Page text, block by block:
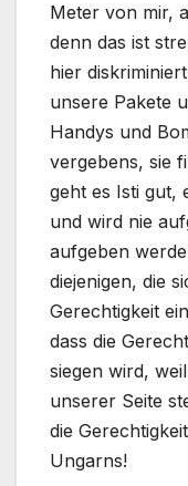
Meter von mir,
denn das ist
hier
unsere Pakete
Handys und
vergebens, sie
geht es Isti gut,
und wird nie
aufgeben
diejenigen, die
Gerechtigkeit
dass die
siegen wird,
unserer Seite
die
Ungarns!